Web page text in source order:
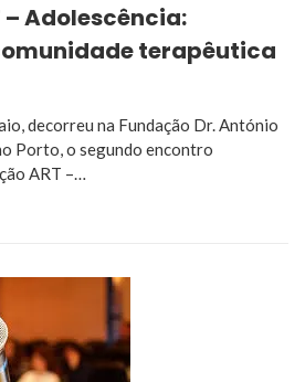
– Adolescência:
terapêutica
decorreu na Fundação Dr. António
Porto, o segundo encontro
ART –…